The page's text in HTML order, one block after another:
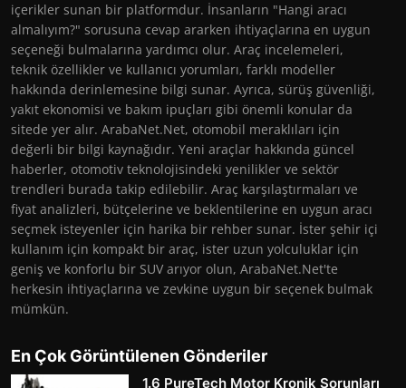
içerikler sunan bir platformdur. İnsanların "Hangi aracı
almalıyım?" sorusuna cevap ararken ihtiyaçlarına en uygun
seçeneği bulmalarına yardımcı olur. Araç incelemeleri,
teknik özellikler ve kullanıcı yorumları, farklı modeller
hakkında derinlemesine bilgi sunar. Ayrıca, sürüş güvenliği,
yakıt ekonomisi ve bakım ipuçları gibi önemli konular da
sitede yer alır. ArabaNet.Net, otomobil meraklıları için
değerli bir bilgi kaynağıdır. Yeni araçlar hakkında güncel
haberler, otomotiv teknolojisindeki yenilikler ve sektör
trendleri burada takip edilebilir. Araç karşılaştırmaları ve
fiyat analizleri, bütçelerine ve beklentilerine en uygun aracı
seçmek isteyenler için harika bir rehber sunar. İster şehir içi
kullanım için kompakt bir araç, ister uzun yolculuklar için
geniş ve konforlu bir SUV arıyor olun, ArabaNet.Net'te
herkesin ihtiyaçlarına ve zevkine uygun bir seçenek bulmak
mümkün.
En Çok Görüntülenen Gönderiler
1.6 PureTech Motor Kronik Sorunları